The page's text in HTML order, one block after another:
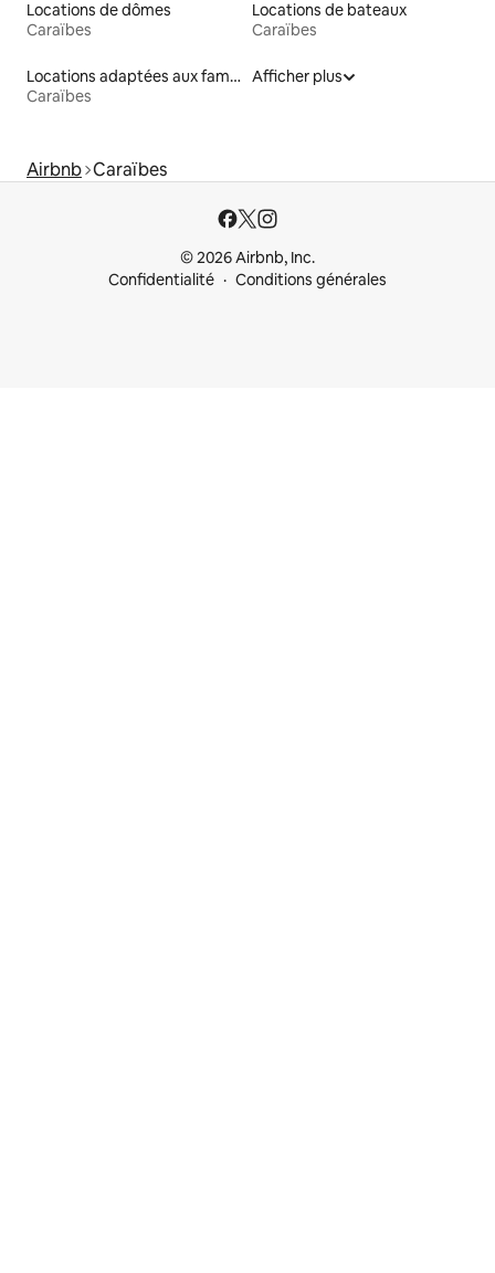
Locations de dômes
Caraïbes
Locations de bateaux
Caraïbes
Locations adaptées aux familles
Caraïbes
Afficher plus
Airbnb Caraïbes
© 2026 Airbnb, Inc.
Confidentialité
Conditions générales